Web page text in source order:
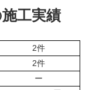
工実績
2件
2件
ー